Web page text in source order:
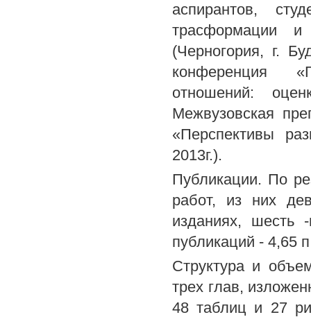
аспирантов,
трасформации и
(Черногория, г.
конференция
отношений:
Межвузовская
«Перспективы
2013г.).
Публикации. По
работ, из них
изданиях, шесть
публикаций - 4,65
Структура и
трех глав,
48 таблиц и 27